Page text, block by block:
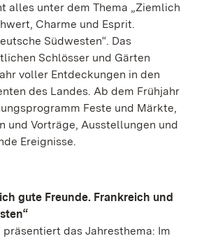
alles unter dem Thema „Ziemlich
Charme und Esprit.
Südwesten“. Das
Schlösser und Gärten
voller Entdeckungen in den
des Landes. Ab dem Frühjahr
Feste und Märkte,
und Vorträge, Ausstellungen und
Ereignisse.
gute Freunde. Frankreich und
das Jahresthema: Im